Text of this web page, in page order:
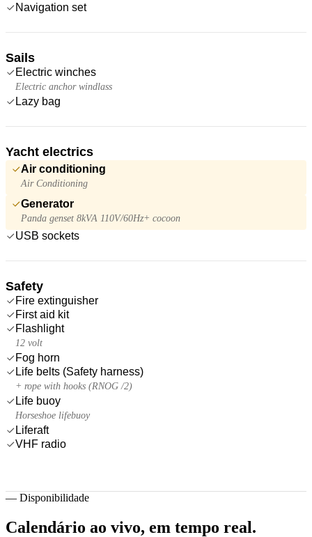
Navigation set
Sails
Electric winches
Electric anchor windlass
Lazy bag
Yacht electrics
Air conditioning
Air Conditioning
Generator
Panda genset 8kVA 110V/60Hz+ cocoon
USB sockets
Safety
Fire extinguisher
First aid kit
Flashlight
12 volt
Fog horn
Life belts (Safety harness)
+ rope with hooks (RNOG /2)
Life buoy
Horseshoe lifebuoy
Liferaft
VHF radio
— Disponibilidade
Calendário ao vivo, em tempo real.